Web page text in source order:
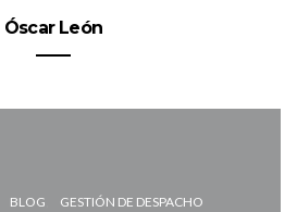
Óscar León
BLOG GESTIÓN DE DESPACHO